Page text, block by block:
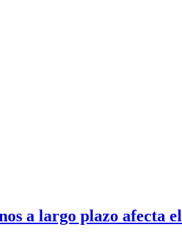
a largo plazo afecta